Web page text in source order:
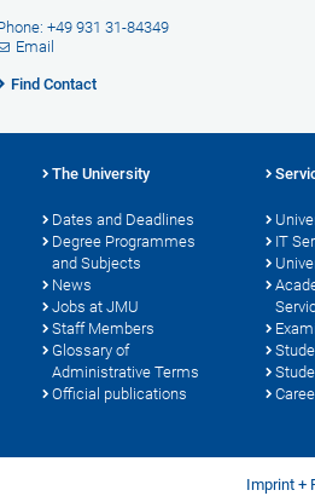
+49 931 31-84349
Email
Find Contact
The University
Dates and Deadlines
Degree Programmes
and Subjects
News
Jobs at JMU
Staff Members
Glossary of
Administrative Terms
Official publications
IT
Imprint +